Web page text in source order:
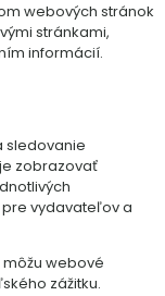
webových stránok
stránkami,
informácií.
sledovanie
zobrazovať
vydavateľov a
webové
zážitku.